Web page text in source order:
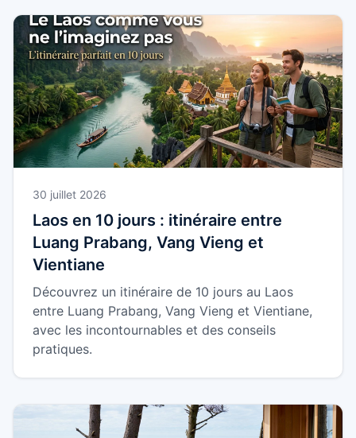
⇄ CompareZy
Comparer ses options
✓ PackZy
Préparer sa valise
▣ Équipements
Choisir le bon matériel
30 juillet 2026
Laos en 10 jours : itinéraire entre
Luang Prabang, Vang Vieng et
Vientiane
Découvrez un itinéraire de 10 jours au Laos
entre Luang Prabang, Vang Vieng et Vientiane,
avec les incontournables et des conseils
pratiques.